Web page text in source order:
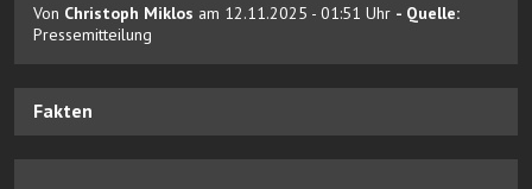
Von Christoph Miklos am 12.11.2025 - 01:51 Uhr - Quelle:
Pressemitteilung
Fakten